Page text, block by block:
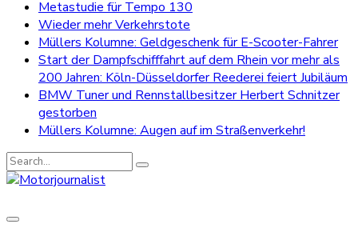
Metastudie für Tempo 130
Wieder mehr Verkehrstote
Müllers Kolumne: Geldgeschenk für E-Scooter-Fahrer
Start der Dampfschifffahrt auf dem Rhein vor mehr als
200 Jahren: Köln-Düsseldorfer Reederei feiert Jubiläum
BMW Tuner und Rennstallbesitzer Herbert Schnitzer
gestorben
Müllers Kolumne: Augen auf im Straßenverkehr!
Search
for: